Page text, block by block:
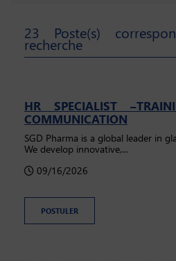
23 Poste(s)
recherche
HR SPECIALIST
COMMUNICATION
SGD Pharma is a global leader in
We develop innovative,...
09/16/2026
POSTULER